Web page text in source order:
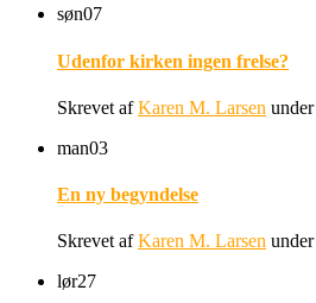
søn07
Udenfor kirken ingen frelse?
Skrevet afKaren M. Larsen under
man03
En ny begyndelse
Skrevet afKaren M. Larsen under
lør27